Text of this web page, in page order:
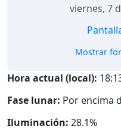
viernes, 7
Mostrar
Hora actual (local):
Fase lunar: Por encima
Iluminación: 28.1%